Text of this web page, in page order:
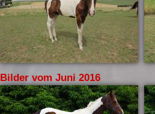
Bilder vom Juni 2016